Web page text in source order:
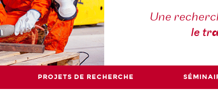
Une
le tr
PROJETS DE RECHERCHE